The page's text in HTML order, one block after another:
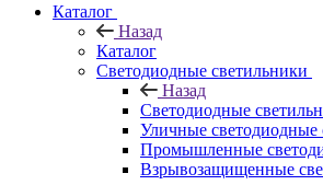
Каталог
Назад
Каталог
Светодиодные светильники
Назад
Светодиодные
Уличные светодиодные
Промышленные
Взрывозащищенные